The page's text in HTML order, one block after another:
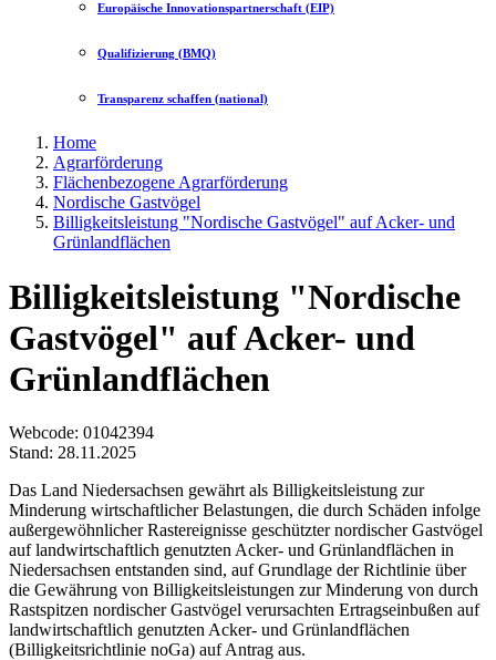
Europäische Innovationspartnerschaft (EIP)
Qualifizierung (BMQ)
Transparenz schaffen (national)
Home
Agrarförderung
Flächenbezogene Agrarförderung
Nordische Gastvögel
Billigkeitsleistung "Nordische Gastvögel" auf Acker- und
Grünlandflächen
Billigkeitsleistung "Nordische
Gastvögel" auf Acker- und
Grünlandflächen
Webcode: 01042394
Stand: 28.11.2025
Das Land Niedersachsen gewährt als Billigkeitsleistung zur
Minderung wirtschaftlicher Belastungen, die durch Schäden infolge
außergewöhnlicher Rastereignisse geschützter nordischer Gastvögel
auf landwirtschaftlich genutzten Acker- und Grünlandflächen in
Niedersachsen entstanden sind, auf Grundlage der Richtlinie über
die Gewährung von Billigkeitsleistungen zur Minderung von durch
Rastspitzen nordischer Gastvögel verursachten Ertragseinbußen auf
landwirtschaftlich genutzten Acker- und Grünlandflächen
(Billigkeitsrichtlinie noGa) auf Antrag aus.